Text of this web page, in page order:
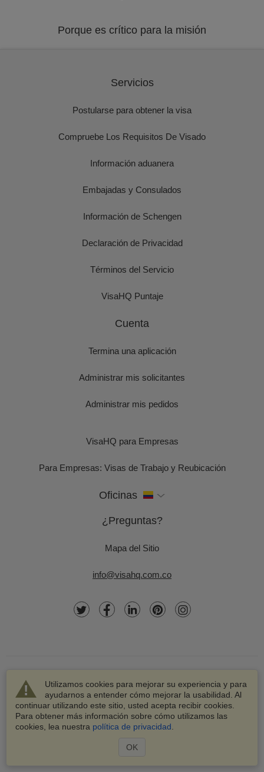
Porque es crítico para la misión
Utilizamos cookies para mejorar su experiencia y para
ayudarnos a entender cómo mejorar la usabilidad. Al
continuar utilizando este sitio, usted acepta recibir cookies.
Para obtener más información sobre cómo utilizamos las
cookies, lea nuestra política de privacidad
OK
Servicios
Postularse para obtener la visa
Compruebe Los Requisitos De Visado
Información aduanera
Embajadas y Consulados
Información de Schengen
Declaración de Privacidad
Términos del Servicio
VisaHQ Puntaje
Cuenta
Termina una aplicación
Administrar mis solicitantes
Administrar mis pedidos
VisaHQ para Empresas
Para Empresas: Visas de Trabajo y Reubicación
Oficinas
¿Preguntas?
Mapa del Sitio
info@visahq.com.co
© 2003-2026 VisaHQ.com, Inc. Todos los derechos
reservados.
VisaHQ y el logotipo de VisaHQ son marcas registradas de
VisaHQ.com, Inc.